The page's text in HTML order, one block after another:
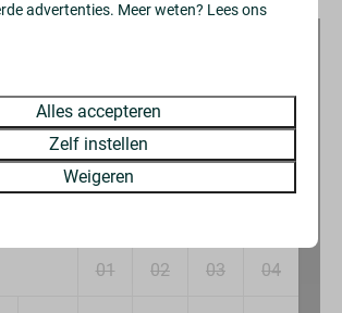
oktober 2026
01 02 03 04
advertenties. Meer weten? Lees ons
Alles accepteren
Zelf instellen
Weigeren